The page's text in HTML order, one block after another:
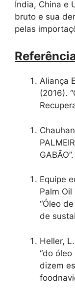
Índia, China e
bruto e sua
pelas
Aliança
(2016).
Equipe
Palm
“Óleo
de
Heller,
“do
dizem